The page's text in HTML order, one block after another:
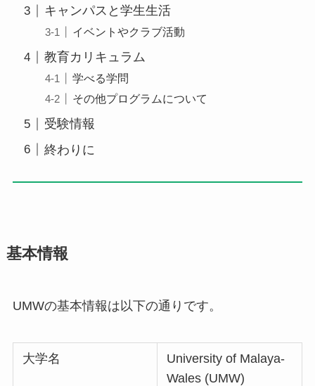
キャンパスと学生生活
イベントやクラブ活動
教育カリキュラム
学べる学問
その他プログラムについて
受験情報
終わりに
基本情報
UMWの基本情報は以下の通りです。
大学名
University of Malaya-
Wales (UMW)